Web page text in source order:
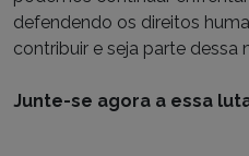
defendendo os direitos
contribuir e seja parte dessa
Junte-se agora a essa